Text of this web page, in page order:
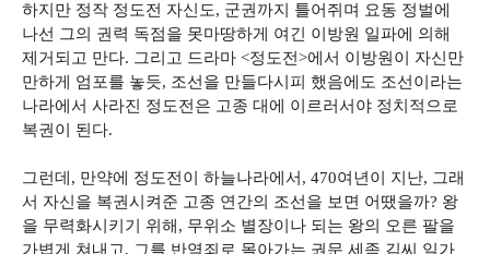
하지만 정작 정도전 자신도, 군권까지 틀어쥐며 요동 정벌에
나선 그의 권력 독점을 못마땅하게 여긴 이방원 일파에 의해
제거되고 만다. 그리고 드라마 <정도전>에서 이방원이 자신만
만하게 엄포를 놓듯, 조선을 만들다시피 했음에도 조선이라는
나라에서 사라진 정도전은 고종 대에 이르러서야 정치적으로
복권이 된다.
그런데, 만약에 정도전이 하늘나라에서, 470여년이 지난, 그래
서 자신을 복권시켜준 고종 연간의 조선을 보면 어땠을까? 왕
을 무력화시키기 위해, 무위소 별장이나 되는 왕의 오른 팔을
가볍게 쳐내고, 그를 반역죄로 몰아가는 권문 세족 김씨 일가